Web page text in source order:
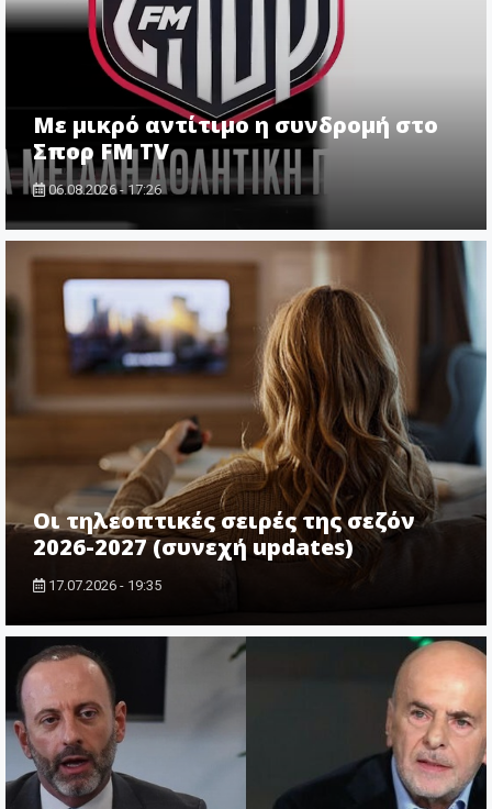
Με μικρό αντίτιμο η συνδρομή στο
Σπορ FM TV
06.08.2026 - 17:26
Οι τηλεοπτικές σειρές της σεζόν
2026-2027 (συνεχή updates)
17.07.2026 - 19:35